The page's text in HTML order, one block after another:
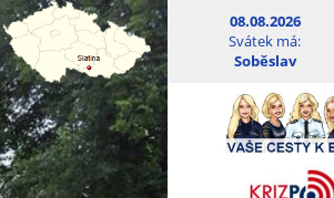
08.08.2026
Svátek má:
Soběslav